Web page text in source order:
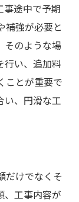
事途中で予期
補強が必要と
そのような場
行い、追加料
ことが重要で
い、円滑な工
だけでなくそ
、工事内容が